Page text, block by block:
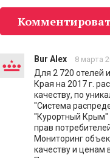
Bur Alex 8 марта
Для 2 720 отелей
Края на 2017 г.
качеству, по
"Система
"Курортный
прав
Мониторинг
качеству и ценам